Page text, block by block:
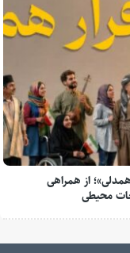
پویش «۲۵ درجه؛ قرار همدلی»؛ از همراهی
محیطی